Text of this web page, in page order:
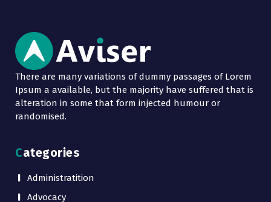
There are many variations of dummy passages of Lorem
Ipsum a available, but the majority have suffered that is
alteration in some that form injected humour or
randomised.
Categories
Administratition
Advocacy